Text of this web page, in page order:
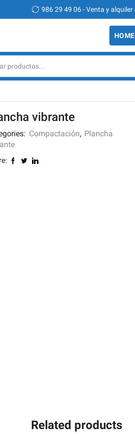
y alquiler de maquinaria de construcción
HOME
vibrante
Compactación, Plancha
Related products